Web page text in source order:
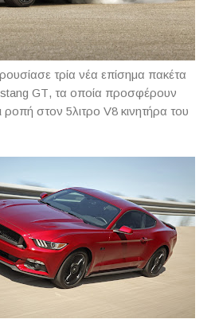
τρία νέα επίσημα πακέτα
GT, τα οποία προσφέρουν
ροπή στον 5λιτρο V8 κινητήρα του